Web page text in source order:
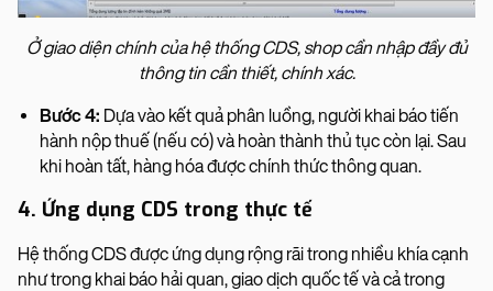
Ở giao diện chính của hệ thống CDS, shop cần nhập đầy đủ
thông tin cần thiết, chính xác.
Bước 4: Dựa vào kết quả phân luồng, người khai báo tiến
hành nộp thuế (nếu có) và hoàn thành thủ tục còn lại. Sau
khi hoàn tất, hàng hóa được chính thức thông quan.
4. Ứng dụng CDS trong thực tế
Hệ thống CDS được ứng dụng rộng rãi trong nhiều khía cạnh
như trong khai báo hải quan, giao dịch quốc tế và cả trong